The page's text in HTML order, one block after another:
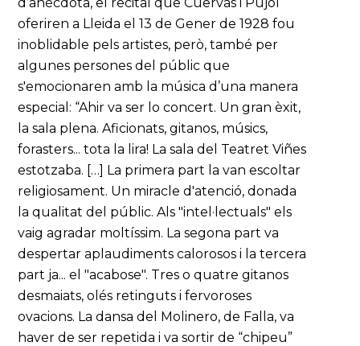
oferiren a Lleida el 13 de Gener de 1928 fou
inoblidable pels artistes, però, també per
algunes persones del públic que
s'emocionaren amb la música d’una manera
especial: “Ahir va ser lo concert. Un gran èxit,
la sala plena. Aficionats, gitanos, músics,
forasters... tota la lira! La sala del Teatret Viñes
estotzaba. […] La primera part la van escoltar
religiosament. Un miracle d'atenció, donada
la qualitat del públic. Als "intel·lectuals" els
vaig agradar moltíssim. La segona part va
despertar aplaudiments calorosos i la tercera
part ja... el "acabose". Tres o quatre gitanos
desmaiats, olés retinguts i fervoroses
ovacions. La dansa del Molinero, de Falla, va
haver de ser repetida i va sortir de “chipeu”